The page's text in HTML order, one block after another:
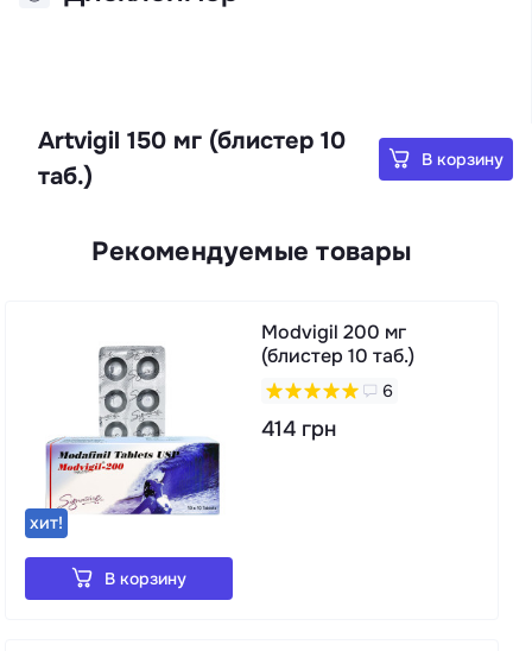
Artvigil 150 мг (блистер 10
таб.)
В корзину
Рекомендуемые товары
хит!
Modvigil 200 мг
(блистер 10 таб.)
6
414 грн
В корзину